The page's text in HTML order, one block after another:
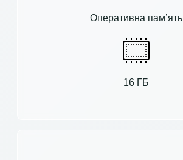
Оперативна пам’ять
16 ГБ